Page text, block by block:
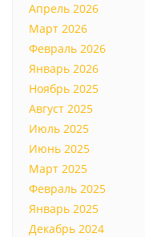
Апрель 2026
Март 2026
Февраль 2026
Январь 2026
Ноябрь 2025
Август 2025
Июль 2025
Июнь 2025
Март 2025
Февраль 2025
Январь 2025
Декабрь 2024